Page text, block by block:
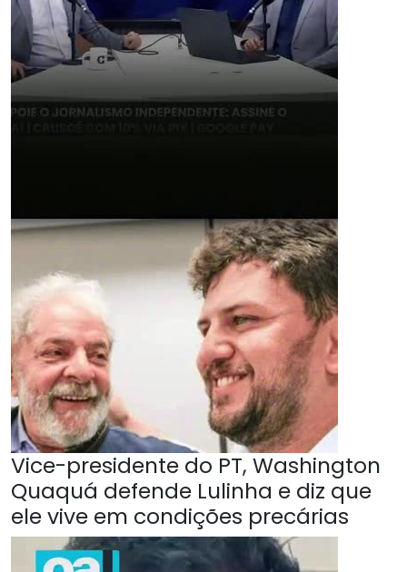
Vice-presidente do PT, Washington
Quaquá defende Lulinha e diz que
ele vive em condições precárias